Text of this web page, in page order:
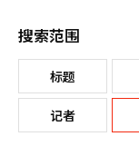
搜索范围
标题
记者